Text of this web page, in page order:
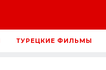
ТУРЕЦКИЕ ФИЛЬМЫ